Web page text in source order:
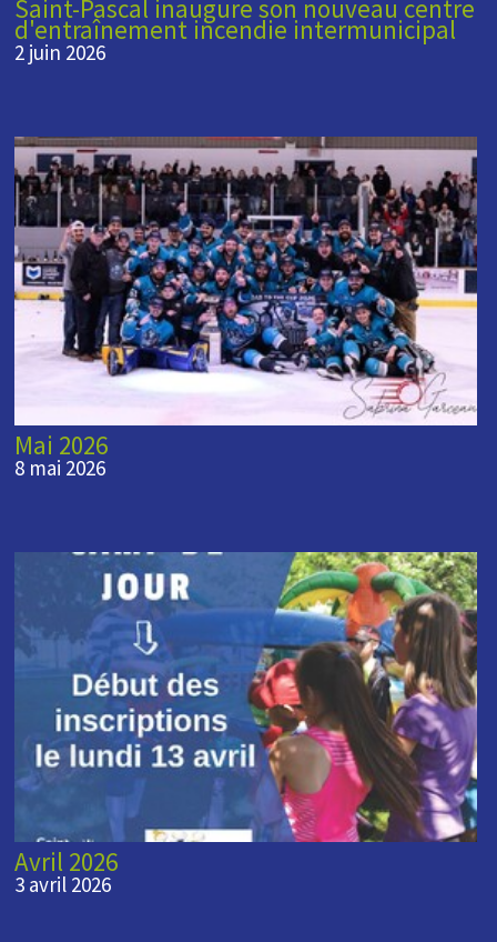
Saint-Pascal inaugure son nouveau centre
d'entraînement incendie intermunicipal
2 juin 2026
Mai 2026
8 mai 2026
Avril 2026
3 avril 2026